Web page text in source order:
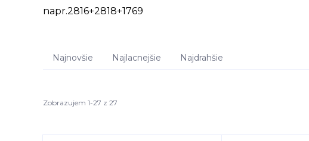
napr.2816+2818+1769
Najnovšie Najlacnejšie Najdrahšie
Zobrazujem 1-27 z 27